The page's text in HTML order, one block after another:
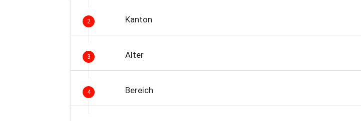
2 Kanton
3 Alter
4 Bereich